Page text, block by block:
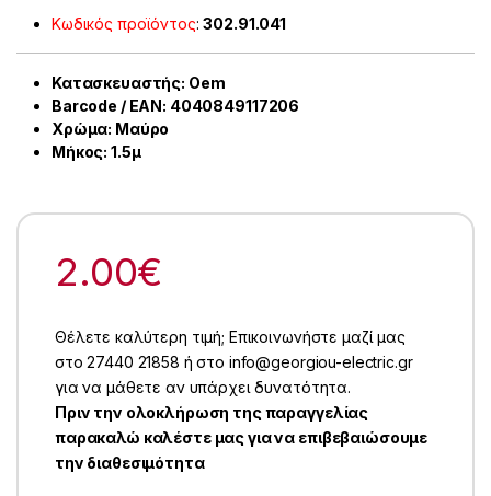
Κωδικός προϊόντος:302.91.041
Κατασκευαστής: Oem
Barcode / EAN: 4040849117206
Χρώμα: Μαύρο
Μήκος: 1.5μ
2.00€
Θέλετε καλύτερη τιμή; Επικοινωνήστε μαζί μας
στο 27440 21858 ή στο info@georgiou-electric.gr
για να μάθετε αν υπάρχει δυνατότητα.
Πριν την ολοκλήρωση της παραγγελίας
παρακαλώ καλέστε μας για να επιβεβαιώσουμε
την διαθεσιμότητα